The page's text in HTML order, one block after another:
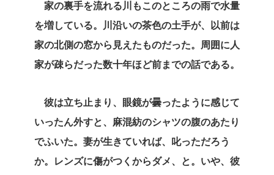
家の裏手を流れる川もこのところの雨で水量
を増している。川沿いの茶色の土手が、以前は
家の北側の窓から見えたものだった。周囲に人
家が疎らだった数十年ほど前までの話である。
彼は立ち止まり、眼鏡が曇ったように感じて
いったん外すと、麻混紡のシャツの腹のあたり
でふいた。妻が生きていれば、叱っただろう
か。レンズに傷がつくからダメ、と。いや、彼